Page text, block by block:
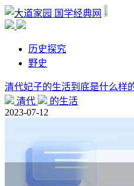
国学经典网
历史探究
野史
清代妃子的生活到底是什么样
清代
的生活
2023-07-12